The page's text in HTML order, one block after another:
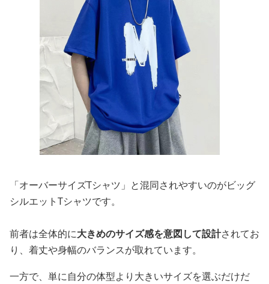
「オーバーサイズTシャツ」と混同されやすいのがビッグ
シルエットTシャツです。
前者は全体的に大きめのサイズ感を意図して設計されてお
り、着丈や身幅のバランスが取れています。
一方で、単に自分の体型より大きいサイズを選ぶだけだ